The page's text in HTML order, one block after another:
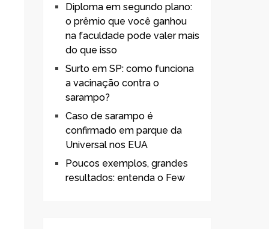
Diploma em segundo plano:
o prêmio que você ganhou
na faculdade pode valer mais
do que isso
Surto em SP: como funciona
a vacinação contra o
sarampo?
Caso de sarampo é
confirmado em parque da
Universal nos EUA
Poucos exemplos, grandes
resultados: entenda o Few